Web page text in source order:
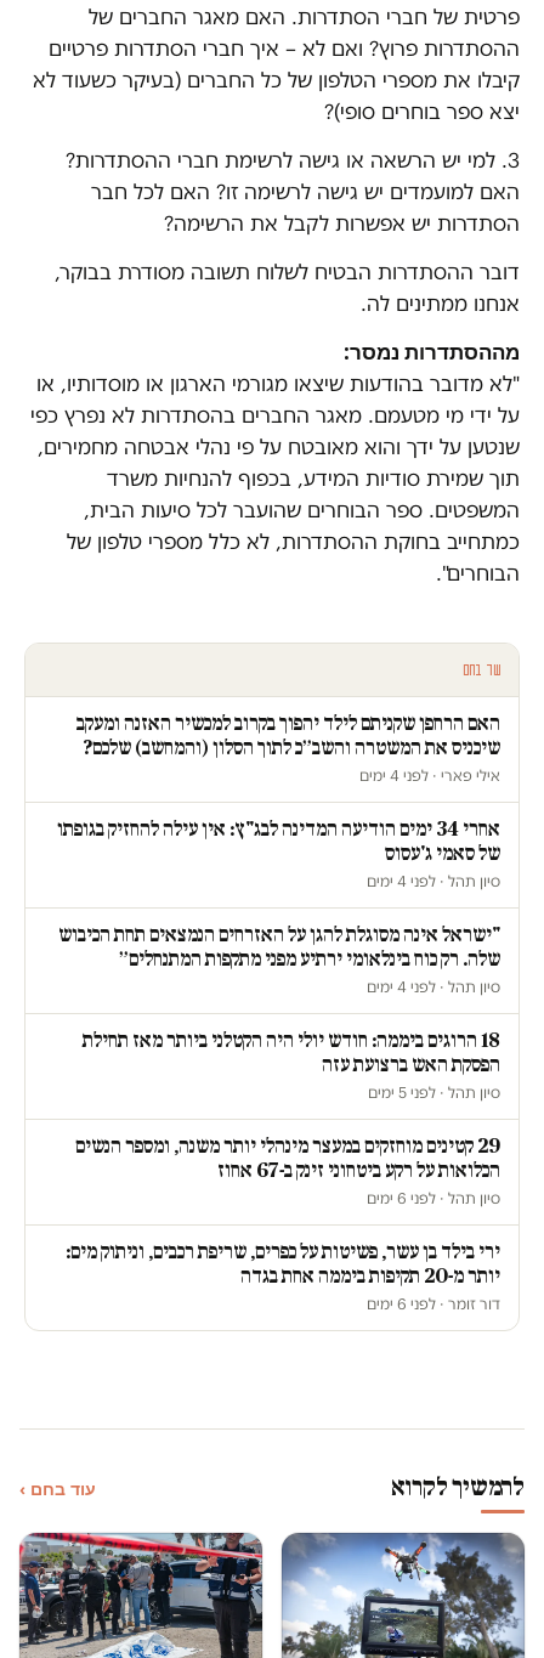
פרטית של חברי הסתדרות. האם מאגר החברים של
ההסתדרות פרוץ? ואם לא – איך חברי הסתדרות פרטיים
קיבלו את מספרי הטלפון של כל החברים (בעיקר כשעוד לא
יצא ספר בוחרים סופי)?
3. למי יש הרשאה או גישה לרשימת חברי ההסתדרות?
האם למועמדים יש גישה לרשימה זו? האם לכל חבר
הסתדרות יש אפשרות לקבל את הרשימה?
דובר ההסתדרות הבטיח לשלוח תשובה מסודרת בבוקר,
אנחנו ממתינים לה.
מההסתדרות נמסר:
"לא מדובר בהודעות שיצאו מגורמי הארגון או מוסדותיו, או
על ידי מי מטעמם. מאגר החברים בהסתדרות לא נפרץ כפי
שנטען על ידך והוא מאובטח על פי נהלי אבטחה מחמירים,
תוך שמירת סודיות המידע, בכפוף להנחיות משרד
המשפטים. ספר הבוחרים שהועבר לכל סיעות הבית,
כמתחייב בחוקת ההסתדרות, לא כלל מספרי טלפון של
הבוחרים".
עוד בחם
האם הרחפן שקניתם לילד יהפוך בקרוב למכשיר האזנה ומעקב
שיכניס את המשטרה והשב״כ לתוך הסלון (והמחשב) שלכם?
אילי פארי · לפני 4 ימים
אחרי 34 ימים הודיעה המדינה לבג"ץ: אין עילה להחזיק בגופתו
של סאמי ג'עסוס
סיון תהל · לפני 4 ימים
"ישראל אינה מסוגלת להגן על האזרחים הנמצאים תחת הכיבוש
שלה. רק כוח בינלאומי ירתיע מפני מתקפות המתנחלים״
סיון תהל · לפני 4 ימים
18 הרוגים ביממה: חודש יולי היה הקטלני ביותר מאז תחילת
הפסקת האש ברצועת עזה
סיון תהל · לפני 5 ימים
29 קטינים מוחזקים במעצר מינהלי יותר משנה, ומספר הנשים
הכלואות על רקע ביטחוני זינק ב-67 אחוז
סיון תהל · לפני 6 ימים
ירי בילד בן עשר, פשיטות על כפרים, שריפת רכבים, וניתוק מים:
יותר מ-20 תקיפות ביממה אחת בגדה
דור זומר · לפני 6 ימים
להמשיך לקרוא עוד בחם ›